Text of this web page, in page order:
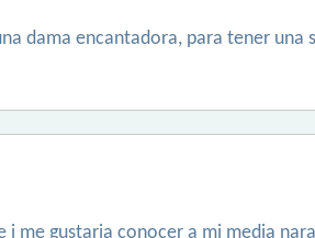
dama encantadora, para tener
i me gustaria conocer a mi media